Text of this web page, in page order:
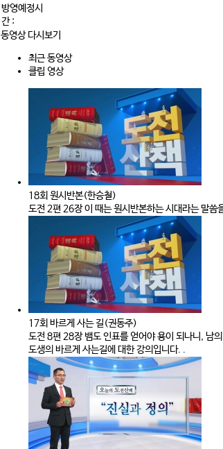
방영예정시
간 :
동영상 다시보기
최근 동영상
클립 영상
18회 원시반본(한승철)
도전 2편 26장 이 때는 원시반본하는 시대라는 말씀
17회 바르게 사는 길(권동주)
도전 8편 28장 뱀도 인표를 얻어야 용이 되나니, 남
도생의 바르게 사는길에 대한 강의입니다. .